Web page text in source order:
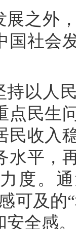
展之外
国社会
持以人
点民生
民收入
水平，
度。
可及的
全感。